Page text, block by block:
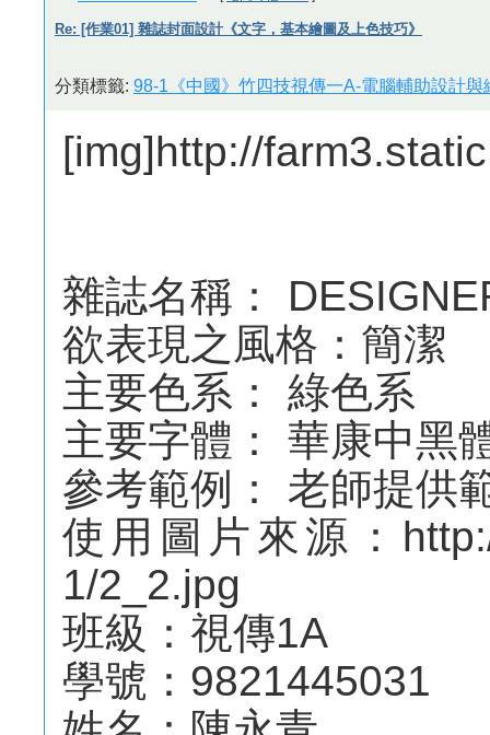
Re: [作業01] 雜誌封面設計《文字，基本繪圖及上色技巧》
分類標籤: 98-1《中國》竹四技視傳一A-電腦輔助設計與
[img]http://
雜誌名稱：
欲表現之風格：簡潔
主要色系： 綠色系
主要字體： 華康中黑
參考範例： 老師提供
使用圖片來源：
1/2_2.jpg
班級：視傳1A
學號：9821445031